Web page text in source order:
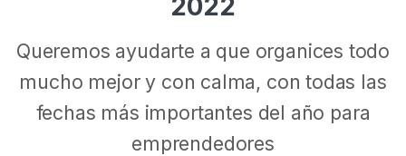
2022
Queremos ayudarte a que organices todo
mucho mejor y con calma, con todas las
fechas más importantes del año para
emprendedores